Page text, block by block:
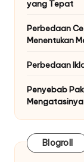
yang Tepat
Perbedaan
Menentukan
Perbedaan
Penyebab
Mengatasinya
Blogroll